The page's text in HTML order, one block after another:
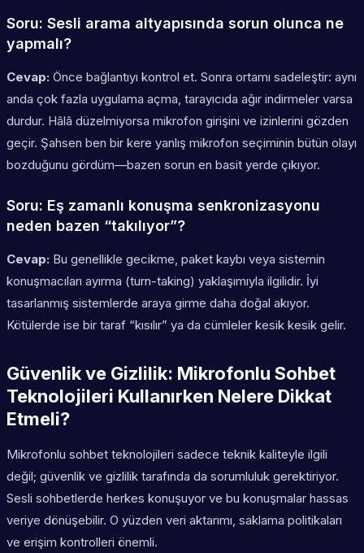
Soru: Sesli arama altyapısında sorun olunca ne
yapmalı?
Cevap: Önce bağlantıyı kontrol et. Sonra ortamı sadeleştir: aynı
anda çok fazla uygulama açma, tarayıcıda ağır indirmeler varsa
durdur. Hâlâ düzelmiyorsa mikrofon girişini ve izinlerini gözden
geçir. Şahsen ben bir kere yanlış mikrofon seçiminin bütün olayı
bozduğunu gördüm—bazen sorun en basit yerde çıkıyor.
Soru: Eş zamanlı konuşma senkronizasyonu
neden bazen “takılıyor”?
Cevap: Bu genellikle gecikme, paket kaybı veya sistemin
konuşmacıları ayırma (turn-taking) yaklaşımıyla ilgilidir. İyi
tasarlanmış sistemlerde araya girme daha doğal akıyor.
Kötülerde ise bir taraf “kısılır” ya da cümleler kesik kesik gelir.
Güvenlik ve Gizlilik: Mikrofonlu Sohbet
Teknolojileri Kullanırken Nelere Dikkat
Etmeli?
Mikrofonlu sohbet teknolojileri sadece teknik kaliteyle ilgili
değil; güvenlik ve gizlilik tarafında da sorumluluk gerektiriyor.
Sesli sohbetlerde herkes konuşuyor ve bu konuşmalar hassas
veriye dönüşebilir. O yüzden veri aktarımı, saklama politikaları
ve erişim kontrolleri önemli.